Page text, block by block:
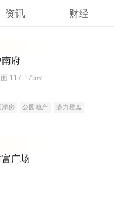
资讯 财经
南府
117-175㎡
洋房 公园地产
潜力楼盘
广场